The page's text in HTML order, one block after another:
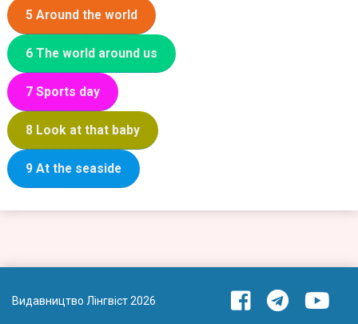
5 Around the world
6 The world around us
7 Sports day
8 Look at that baby
9 At the seaside
Видавництво Лінгвіст 2026